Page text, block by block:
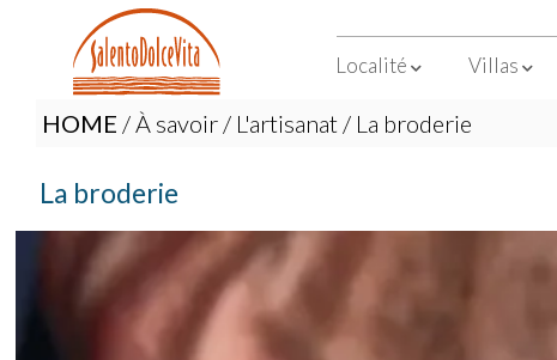
Localité Villas
HOME /À savoir / L'artisanat / La broderie
La broderie